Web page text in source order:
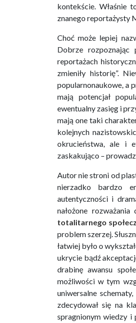
kontekście. Właśnie
znanego reportażysty
Choć może lepiej
Dobrze rozpoznając
reportażach
zmieniły historię”.
popularnonaukowe, a
mają potencjał
ewentualny zasięg i
mają one taki
kolejnych
okrucieństwa, ale i
zaskakująco –
Autor nie stroni od
nierzadko bardzo
autentyczności i
nałożone
totalitarnego
problem szerzej.
łatwiej było o
ukrycie bądź
drabinę awansu
możliwości w tym
uniwersalne
zdecydował się na
spragnionym wiedzy i